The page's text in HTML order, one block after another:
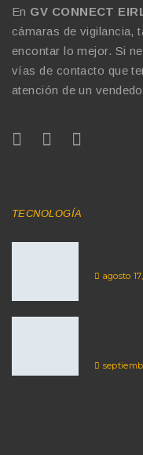
En GV CONNECT
cámaras de vigilancia,
encontar lo mejor. Si
vías de contacto que
atención de un
TECNOLOGÍA
agosto